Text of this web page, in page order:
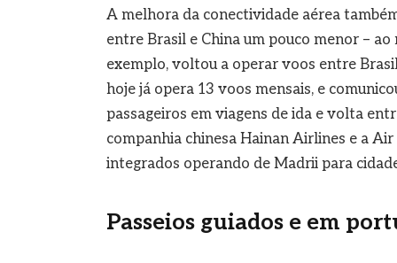
A melhora da conectividade aérea
entre Brasil e China um pouco menor –
exemplo, voltou a operar voos entre
hoje já opera 13 voos mensais, e
passageiros em viagens de ida e volta
companhia chinesa Hainan Airlines e a
integrados operando de Madrii para
Passeios guiados e em